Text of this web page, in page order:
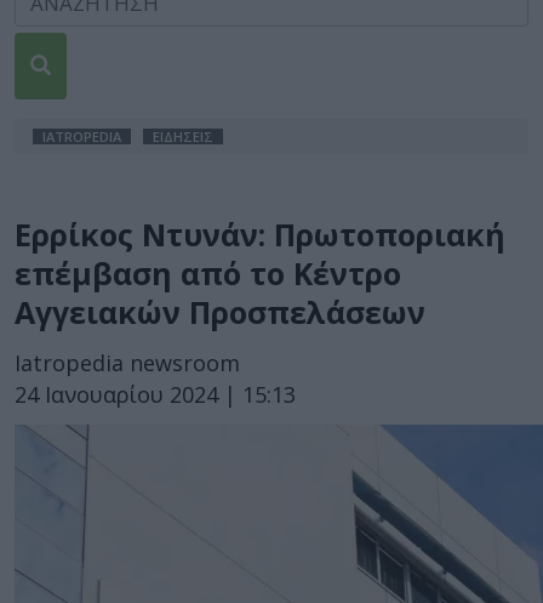
IATROPEDIA ΕΙΔΗΣΕΙΣ
Ερρίκος Ντυνάν: Πρωτοποριακή
επέμβαση από το Κέντρο
Αγγειακών Προσπελάσεων
Iatropedia newsroom
24 Ιανουαρίου 2024 | 15:13